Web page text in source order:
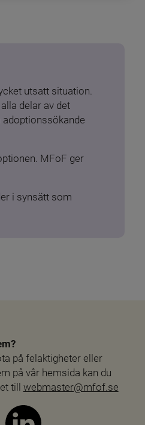
utsatt situation.
delar av det
MFoF ger
i synsätt som
på felaktigheter eller
på vår hemsida kan du
till webmaster@mfof.se